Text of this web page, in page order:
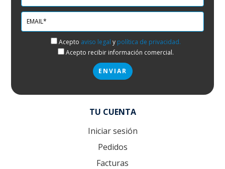
Acepto aviso legal y política de privacidad.
Acepto recibir información comercial.
TU CUENTA
Iniciar sesión
Pedidos
Facturas